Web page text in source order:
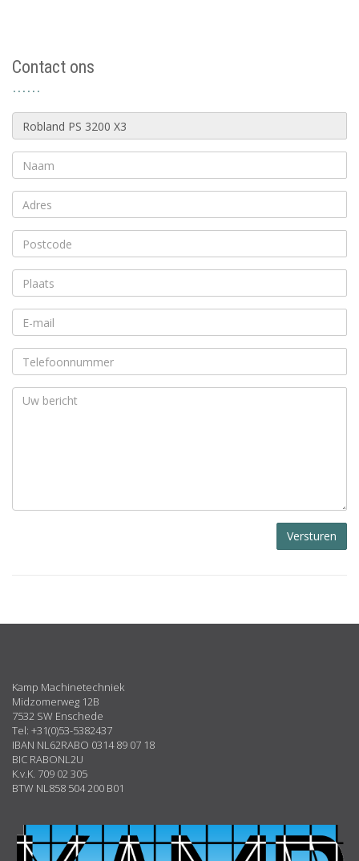
Contact ons
Versturen
US
Kamp Machinetechniek
Midzomerweg 12B
7532 SW Enschede
Tel: +31(0)53-5382437
IBAN NL62RABO 0314 89 07 18
BIC RABONL2U
K.v.K. 709 02 305
BTW NL858 504 200 B01